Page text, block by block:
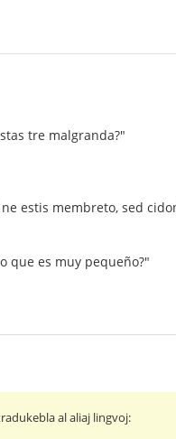
tre malgranda?"
estis membreto, sed
que es muy pequeño?"
al aliaj lingvoj: